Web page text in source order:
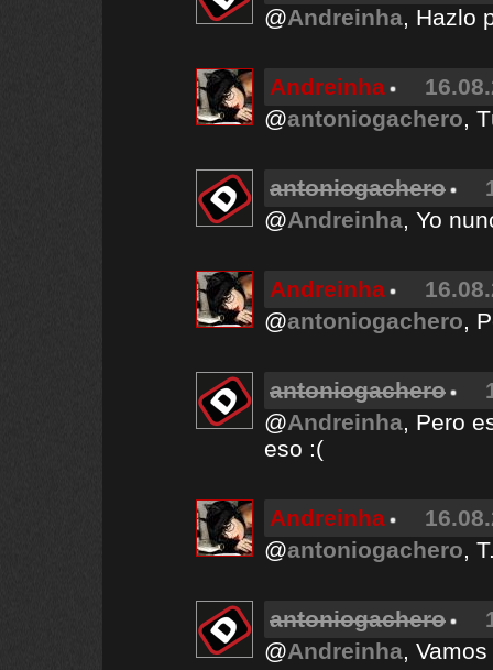
@Andreinha, Hazlo
Andreinha
@antoniogachero,
antoniogachero
@Andreinha, Yo
Andreinha
@antoniogachero,
antoniogachero
@Andreinha, Pero
eso :(
Andreinha
@antoniogachero,
antoniogachero
@Andreinha,